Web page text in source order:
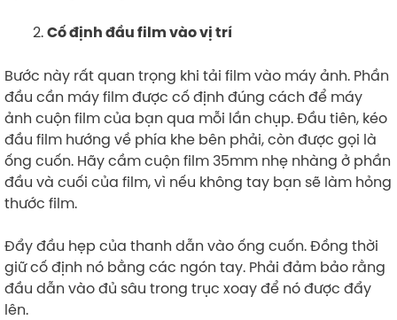
Cố định đầu film vào vị trí
Bước này rất quan trọng khi tải film vào máy ảnh. Phần
đầu cần máy film được cố định đúng cách để máy
ảnh cuộn film của bạn qua mỗi lần chụp. Đầu tiên, kéo
đầu film hướng về phía khe bên phải, còn được gọi là
ống cuốn. Hãy cầm cuộn film 35mm nhẹ nhàng ở phần
đầu và cuối của film, vì nếu không tay bạn sẽ làm hỏng
thước film.
Đẩy đầu hẹp của thanh dẫn vào ống cuốn. Đồng thời
giữ cố định nó bằng các ngón tay. Phải đảm bảo rằng
đầu dẫn vào đủ sâu trong trục xoay để nó được đẩy
lên.